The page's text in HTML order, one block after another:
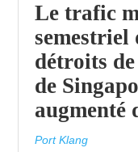
Le trafic
semestriel
détroits
de
augmenté
Port Klang